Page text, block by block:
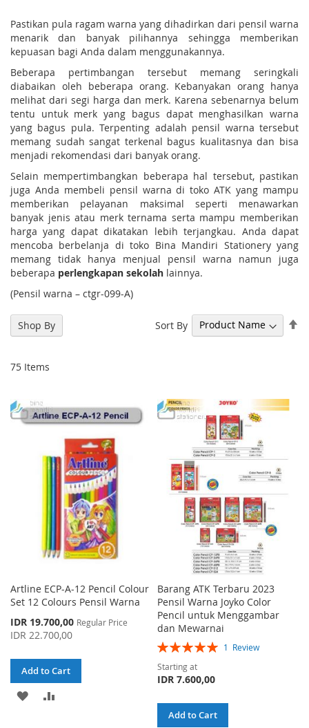
Pastikan pula ragam warna yang dihadirkan dari pensil warna
menarik dan banyak pilihannya sehingga memberikan
kepuasan bagi Anda dalam menggunakannya.
Beberapa pertimbangan tersebut memang seringkali
diabaikan oleh beberapa orang. Kebanyakan orang hanya
melihat dari segi harga dan merk. Karena sebenarnya belum
tentu untuk merk yang bagus dapat menghasilkan warna
yang bagus pula. Terpenting adalah pensil warna tersebut
memang sudah sangat terkenal bagus kualitasnya dan bisa
menjadi rekomendasi dari banyak orang.
Selain mempertimbangkan beberapa hal tersebut, pastikan
juga Anda membeli pensil warna di toko ATK yang mampu
memberikan pelayanan maksimal seperti menawarkan
banyak jenis atau merk ternama serta mampu memberikan
harga yang dapat dikatakan lebih terjangkau. Anda dapat
mencoba berbelanja di toko Bina Mandiri Stationery yang
memang tidak hanya menjual pensil warna namun juga
beberapa perlengkapan sekolah lainnya.
(Pensil warna – ctgr-099-A)
75 Items
Sort By
Artline ECP-A-12 Pencil Colour
Set 12 Colours Pensil Warna
Special
Price
IDR 19.700,00 Regular Price
IDR 22.700,00
Add to Cart
ADD
Barang ATK Terbaru 2023
Pensil Warna Joyko Color
Pencil untuk Menggambar
dan Mewarnai
Rating:
1 Review
Starting at
IDR 7.600,00
Add to Cart
Shop By